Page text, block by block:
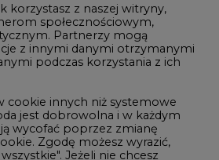
IT
korzystasz z naszej witryny,
społecznościowym,
Partnerzy mogą
z innymi danymi otrzymanymi
podczas korzystania z ich
cookie innych niż systemowe
jest dobrowolna i w każdym
wycofać poprzez zmianę
Zgodę możesz wyrazić,
Jeżeli nie chcesz